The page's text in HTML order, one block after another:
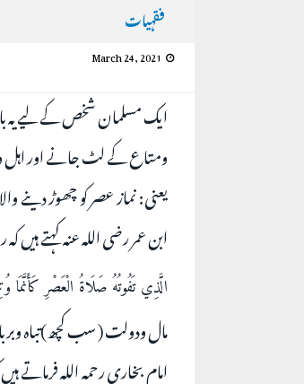
فقہیات
March 24, 2021
ایک مسلمان شخص کے لیے یہ
ومتاع کے لٹ جانے اور
یعنی: نماز عصر کو چھوڑ
ابن عمر رضی اللہ عنہ کہتے ہیں
الَّذِي تَفُوتُهُ صَلَاةُ الْعَصْرِ كَأَنَّمَا
مال ودولت ( سب کچھ)تباہ
امام بخاری رحمہ اللہ فرماتے